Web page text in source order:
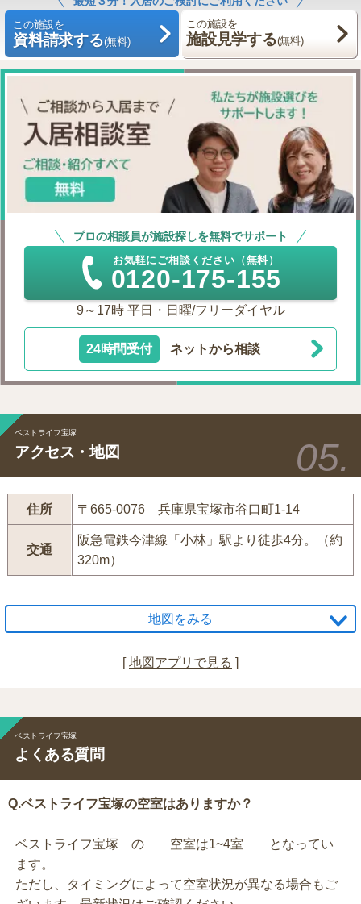
この施設を
資料請求する(無料)
この施設を
施設見学する(無料)
プロの相談員が施設探しを無料でサポート
お気軽にご相談ください（無料）
0120-175-155
9～17時 平日・日曜/フリーダイヤル
24時間受付 ネットから相談
ベストライフ宝塚
アクセス・地図
住所 〒665-0076 兵庫県宝塚市谷口町1-14
交通
阪急電鉄今津線「小林」駅より徒歩4分。（約
320m）
地図をみる
[地図アプリで見る ]
ベストライフ宝塚
よくある質問
Q.ベストライフ宝塚の空室はありますか？
ベストライフ宝塚 の 空室は1~4室 となってい
ます。
ただし、タイミングによって空室状況が異なる場合もご